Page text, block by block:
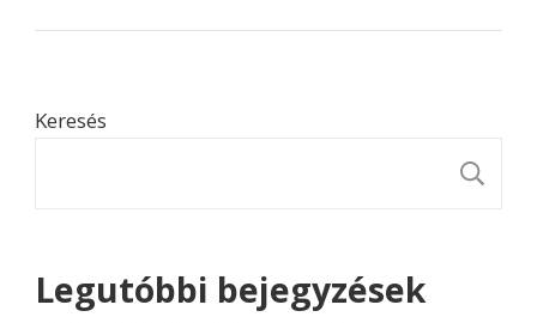
Keresés
Legutóbbi bejegyzések